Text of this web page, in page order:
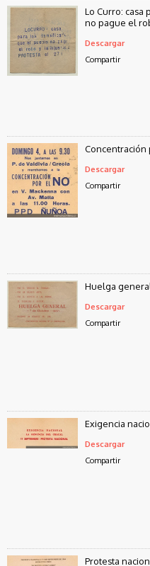
Lo Curro: casa
no pague el
Descargar
Compartir
Concentración
Descargar
Compartir
Huelga
Descargar
Compartir
Exigencia
Descargar
Compartir
Protesta